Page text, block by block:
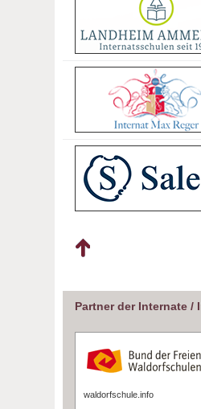
Partner der Internate /
waldorfschule.info